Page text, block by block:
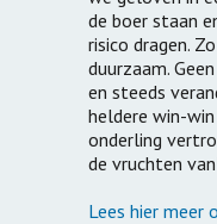
de boer staan
risico dragen.
duurzaam.
en steeds
heldere win-
onderling
de vruchten
Lees hier meer